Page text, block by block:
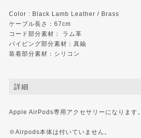
Color : Black Lamb Leather / Brass
ケーブル長さ：67cm
コード部分素材： ラム革
パイピング部分素材：真鍮
装着部分素材：シリコン
詳細
Apple AirPods専用アクセサリーになります。
※Airpods本体は付いていません。